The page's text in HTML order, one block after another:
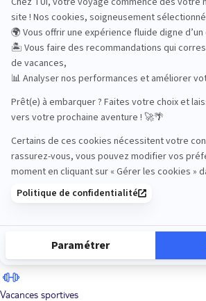
Road Trips
Safari
Sénior
Vacances sportives